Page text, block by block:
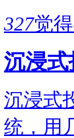
327觉
沉浸
沉浸式
统，用